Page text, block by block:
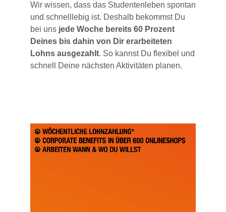
Wir wissen, dass das Studentenleben spontan
und schnelllebig ist. Deshalb bekommst Du
bei uns jede Woche bereits 60 Prozent
Deines bis dahin von Dir erarbeiteten
Lohns ausgezahlt. So kannst Du flexibel und
schnell Deine nächsten Aktivitäten planen.